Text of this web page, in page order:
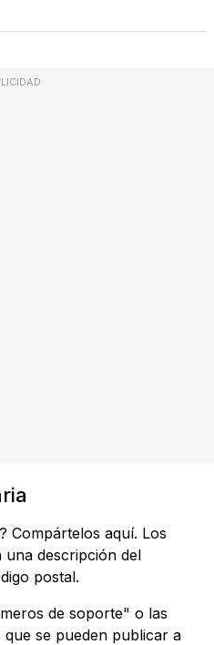
Compártelos aquí. Los
descripción del
postal.
de soporte" o las
se pueden publicar a